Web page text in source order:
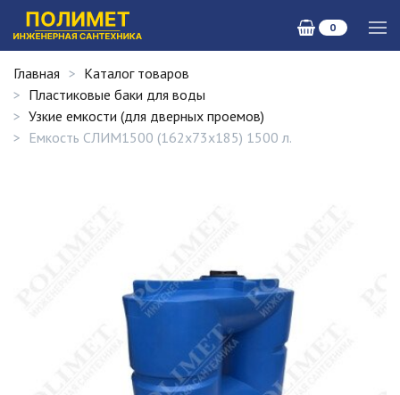
0
Главная
Каталог товаров
Пластиковые баки для воды
Узкие емкости (для дверных проемов)
Емкость СЛИМ1500 (162х73х185) 1500 л.